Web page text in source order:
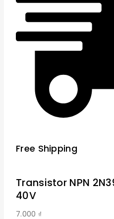
Free Shipping
Transistor NPN
40V
7.000 ₫